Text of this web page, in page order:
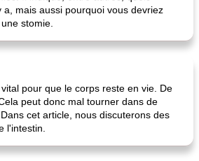
a, mais aussi pourquoi vous devriez
stomie.
pour que le corps reste en vie. De
peut donc mal tourner dans de
cet article, nous discuterons des
l'intestin.